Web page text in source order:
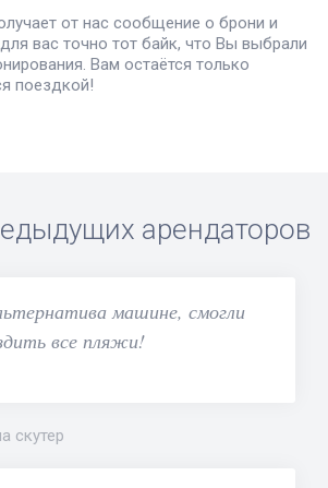
от нас сообщение о брони и
вас точно тот байк, что Вы выбрали
Вам остаётся только
поездкой!
арендаторов
машине, смогли
все пляжи!
скутер